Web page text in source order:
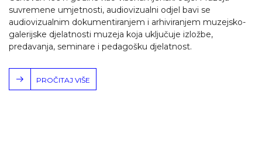
suvremene umjetnosti, audiovizualni odjel bavi se
audiovizualnim dokumentiranjem i arhiviranjem muzejsko-
galerijske djelatnosti muzeja koja uključuje izložbe,
predavanja, seminare i pedagošku djelatnost.
PROČITAJ VIŠE